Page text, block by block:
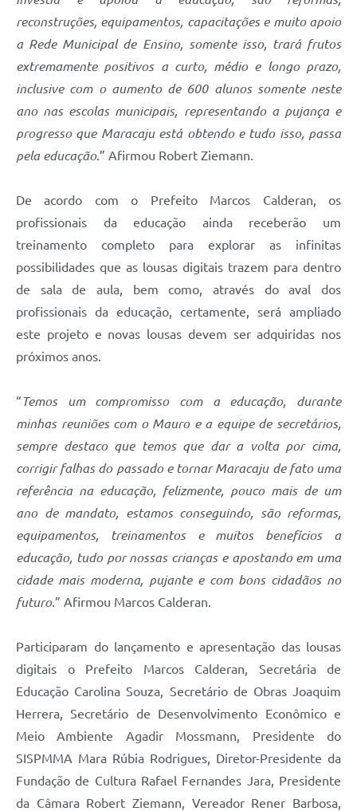
reconstruções, equipamentos, capacitações e muito apoio
a Rede Municipal de Ensino, somente isso, trará frutos
extremamente positivos a curto, médio e longo prazo,
inclusive com o aumento de 600 alunos somente neste
ano nas escolas municipais, representando a pujança e
progresso que Maracaju está obtendo e tudo isso, passa
pela educação.” Afirmou Robert Ziemann.
De acordo com o Prefeito Marcos Calderan, os
profissionais da educação ainda receberão um
treinamento completo para explorar as infinitas
possibilidades que as lousas digitais trazem para dentro
de sala de aula, bem como, através do aval dos
profissionais da educação, certamente, será ampliado
este projeto e novas lousas devem ser adquiridas nos
próximos anos.
“Temos um compromisso com a educação, durante
minhas reuniões com o Mauro e a equipe de secretários,
sempre destaco que temos que dar a volta por cima,
corrigir falhas do passado e tornar Maracaju de fato uma
referência na educação, felizmente, pouco mais de um
ano de mandato, estamos conseguindo, são reformas,
equipamentos, treinamentos e muitos benefícios a
educação, tudo por nossas crianças e apostando em uma
cidade mais moderna, pujante e com bons cidadãos no
futuro.” Afirmou Marcos Calderan.
Participaram do lançamento e apresentação das lousas
digitais o Prefeito Marcos Calderan, Secretária de
Educação Carolina Souza, Secretário de Obras Joaquim
Herrera, Secretário de Desenvolvimento Econômico e
Meio Ambiente Agadir Mossmann, Presidente do
SISPMMA Mara Rúbia Rodrigues, Diretor-Presidente da
Fundação de Cultura Rafael Fernandes Jara, Presidente
da Câmara Robert Ziemann, Vereador Rener Barbosa,